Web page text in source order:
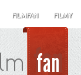
FILMFAN FILMY